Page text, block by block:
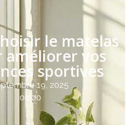
le matelas
améliorer vos
sportives
19, 2025
00:00